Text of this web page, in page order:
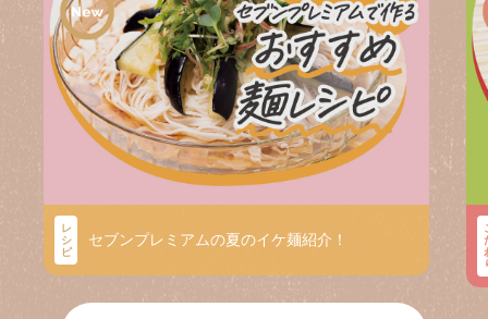
レ
シ
ピ
セブンプレミアムの夏のイケ麺紹介！